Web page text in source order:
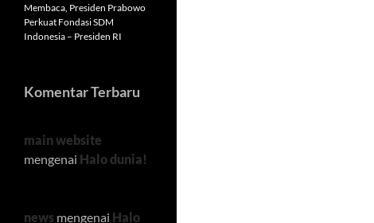
Membaca, Presiden Prabowo
Perkuat Fondasi SDM
Indonesia – Presiden RI
Komentar Terbaru
main website
mengenai Halo dunia!
news mengenai Halo